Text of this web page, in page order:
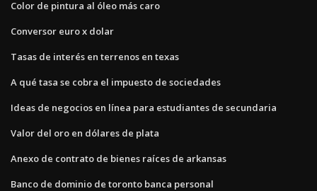
Color de pintura al óleo más caro
Conversor euro x dolar
Tasas de interés en terrenos en texas
A qué tasa se cobra el impuesto de sociedades
Ideas de negocios en línea para estudiantes de secundaria
Valor del oro en dólares de plata
Anexo de contrato de bienes raíces de arkansas
Banco de dominio de toronto banca personal